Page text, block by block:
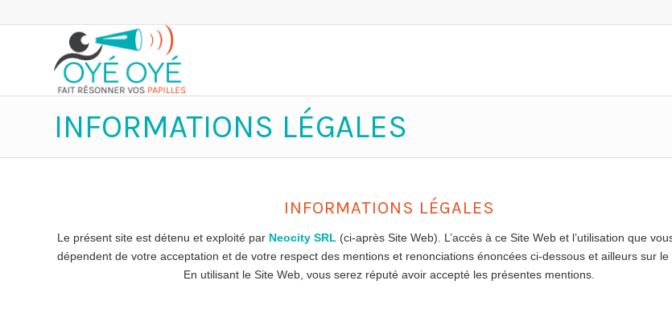
INFORMATIONS LÉGALES
INFORMATIONS LÉGALES
Le présent site est détenu et exploité par Neocity SRL (ci-après Site Web). L’accès à ce Site Web et l’utilisation que
dépendent de votre acceptation et de votre respect des mentions et renonciations énoncées ci-dessous et ailleurs sur le
En utilisant le Site Web, vous serez réputé avoir accepté les présentes mentions.